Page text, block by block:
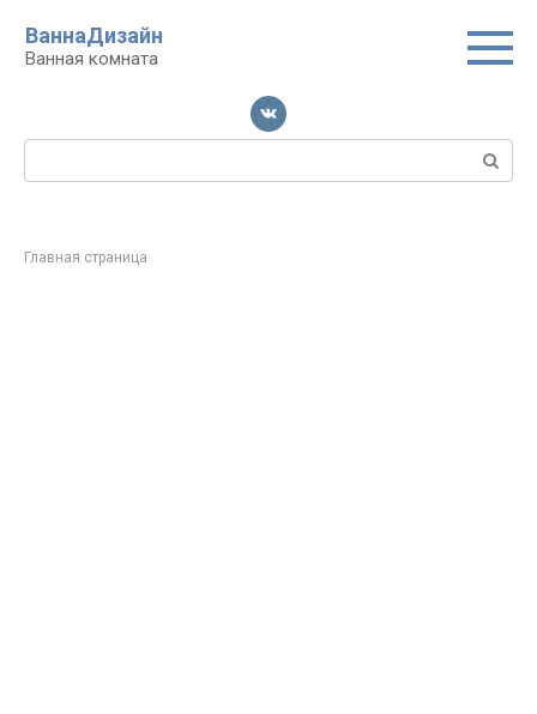
контенту
ВаннаДизайн
Ванная комната
Поиск:
Главная страница